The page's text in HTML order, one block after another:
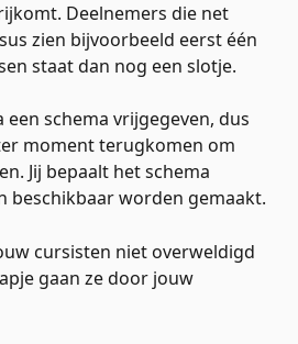
Deelnemers die net
zien bijvoorbeeld eerst één
staat dan nog een slotje.
een schema vrijgegeven, dus
moment terugkomen om
Jij bepaalt het schema
beschikbaar worden gemaakt.
cursisten niet overweldigd
gaan ze door jouw